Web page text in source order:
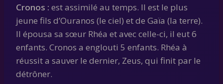
Cronos : est assimilé au temps. Il est le plus
jeune fils d’Ouranos (le ciel) et de Gaïa (la terre).
Il épousa sa sœur Rhéa et avec celle-ci, il eut 6
enfants. Cronos a englouti 5 enfants. Rhéa à
réussit a sauver le dernier, Zeus, qui finit par le
détrôner.